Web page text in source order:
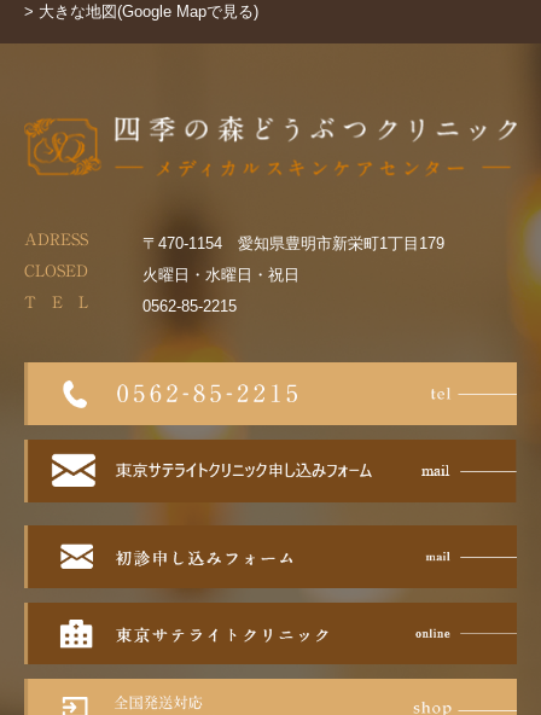
> 大きな地図(Google Mapで見る)
ADRESS 〒470-1154 愛知県豊明市新栄町1丁目179
CLOSED 火曜日・水曜日・祝日
T E L 0562-85-2215